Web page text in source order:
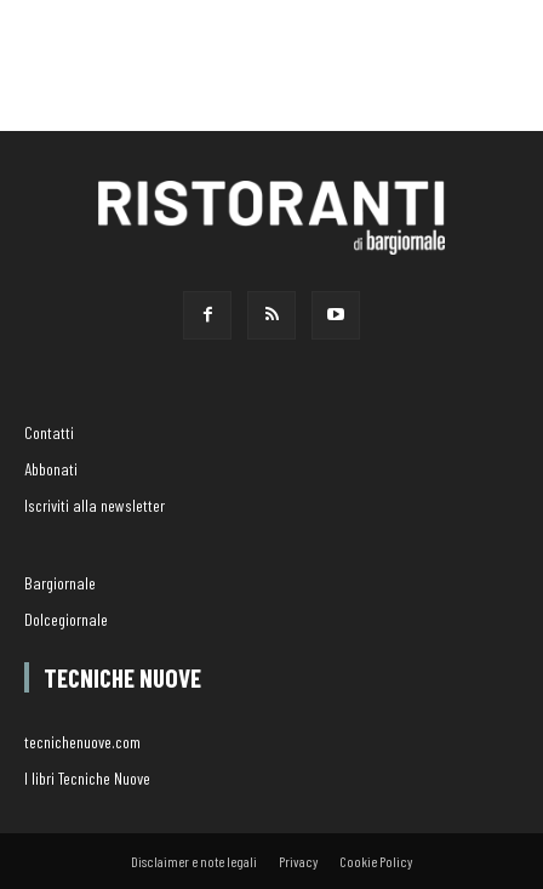
Contatti
Abbonati
Iscriviti alla newsletter
Bargiornale
Dolcegiornale
TECNICHE NUOVE
tecnichenuove.com
I libri Tecniche Nuove
Disclaimer e note legali Privacy Cookie Policy